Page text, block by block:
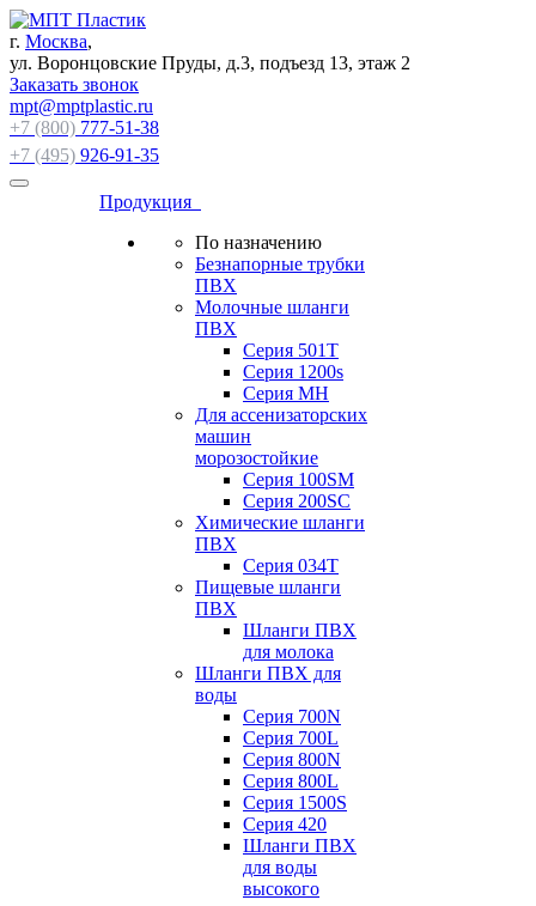
г. Москва,
ул. Воронцовские Пруды, д.3, подъезд 13, этаж 2
Заказать звонок
mpt@mptplastic.ru
+7 (800) 777-51-38
+7 (495) 926-91-35
Продукция
По назначению
Безнапорные трубки
ПВХ
Молочные шланги
ПВХ
Серия 501T
Серия 1200s
Серия МН
Для ассенизаторских
машин
морозостойкие
Серия 100SM
Серия 200SС
Химические шланги
ПВХ
Серия 034Т
Пищевые шланги
ПВХ
Шланги ПВХ
для молока
Шланги ПВХ для
воды
Серия 700N
Серия 700L
Серия 800N
Серия 800L
Серия 1500S
Серия 420
Шланги ПВХ
для воды
высокого